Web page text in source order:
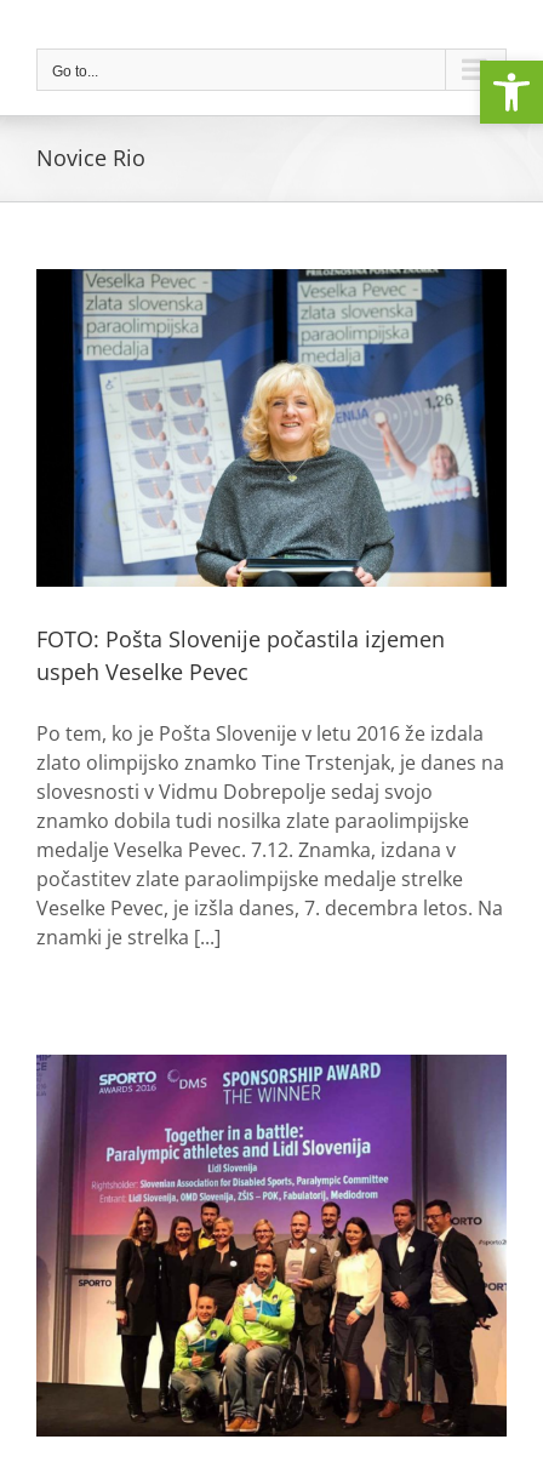
contentGo to...
Novice Rio
FOTO: Pošta Slovenije počastila izjemen
uspeh Veselke Pevec
Po tem, ko je Pošta Slovenije v letu 2016 že izdala
zlato olimpijsko znamko Tine Trstenjak, je danes na
slovesnosti v Vidmu Dobrepolje sedaj svojo
znamko dobila tudi nosilka zlate paraolimpijske
medalje Veselka Pevec. 7.12. Znamka, izdana v
počastitev zlate paraolimpijske medalje strelke
Veselke Pevec, je izšla danes, 7. decembra letos. Na
znamki je strelka [...]